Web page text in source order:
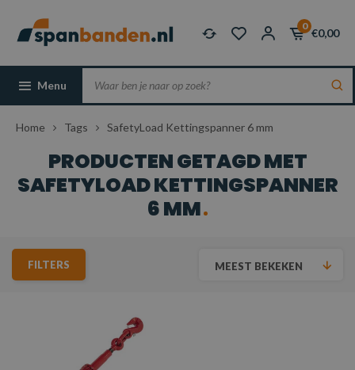
0
€0,00
Menu
Home Tags SafetyLoad Kettingspanner 6 mm
PRODUCTEN GETAGD MET
SAFETYLOAD KETTINGSPANNER
6 MM
FILTERS MEEST BEKEKEN